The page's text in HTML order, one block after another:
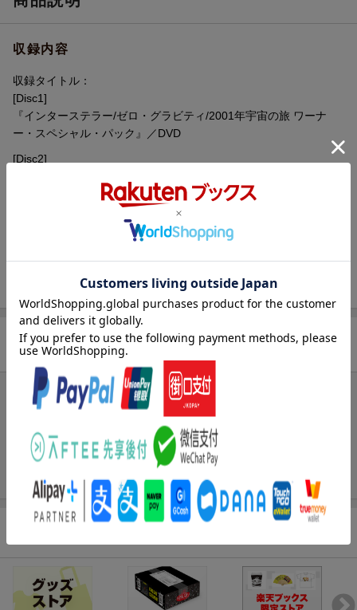
収録内容
収録タイトル：
[Disc1]
『インターステラー/ゼロ・グラビティ/2001年宇宙の旅 ワーナ
ー・スペシャル・パック』／DVD
[Disc2]
ー・スペシャル・パック』／DVD
『インターステラー/ゼロ・グラビティ/2001年宇宙の旅 ワーナ
商品レビュー
まだレビューがありません。